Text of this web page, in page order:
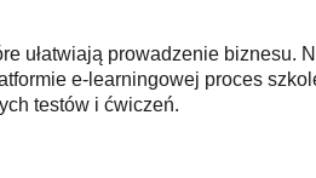
ułatwiają prowadzenie biznesu.
e-learningowej proces
testów i ćwiczeń.